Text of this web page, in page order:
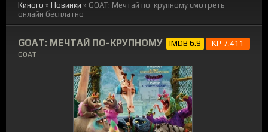
Киного » Новинки » GOAT: Мечтай по-крупному смотреть
онлайн бесплатно
GOAT: МЕЧТАЙ ПО-КРУПНОМУ (2026)
GOAT
IMDB 6.9 KP 7.411